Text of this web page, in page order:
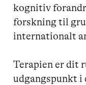
kognitiv
forskning til
internationalt
Terapien er dit
udgangspunkt